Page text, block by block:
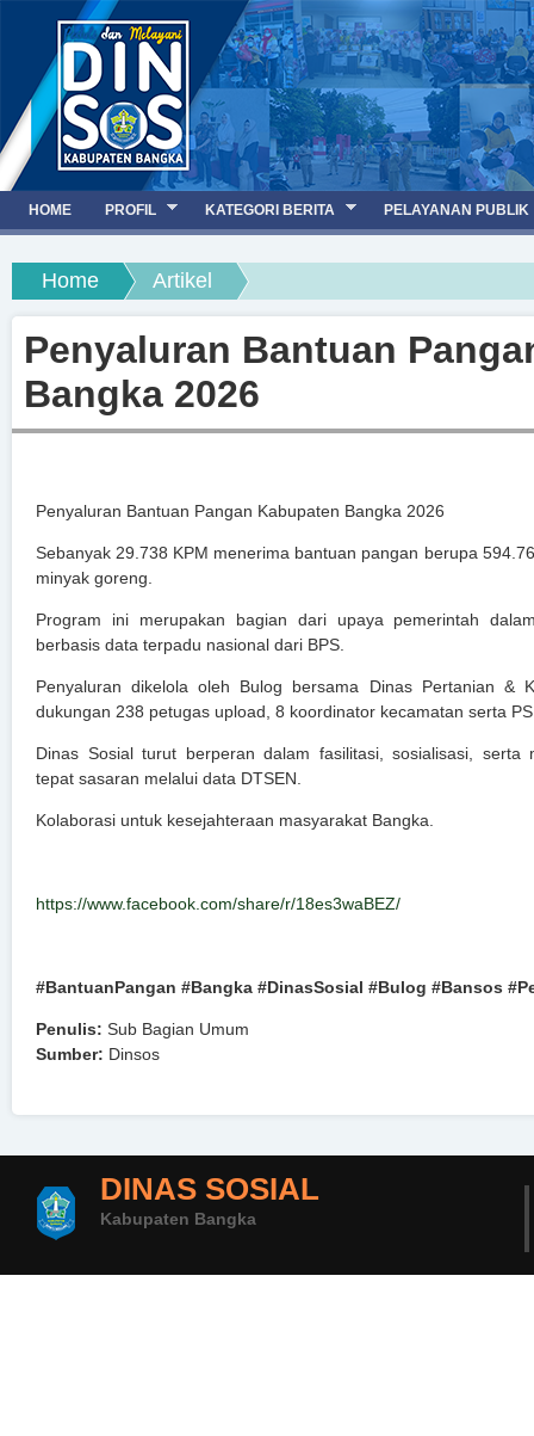
Jump to navigation
You are here
Home Artikel
Penyaluran Bantuan
Bangka 2026
Penyaluran Bantuan Pangan Kabupaten Bangka 2026
Sebanyak 29.738 KPM menerima bantuan pangan berupa
minyak goreng.
Program ini merupakan bagian dari upaya pemerintah
berbasis data terpadu nasional dari BPS.
Penyaluran dikelola oleh Bulog bersama Dinas Pertanian &
dukungan 238 petugas upload, 8 koordinator kecamatan serta
Dinas Sosial turut berperan dalam fasilitasi, sosialisasi, serta
tepat sasaran melalui data DTSEN.
Kolaborasi untuk kesejahteraan masyarakat Bangka.
https://www.facebook.com/share/r/18es3waBEZ/
#BantuanPangan #Bangka #DinasSosial #Bulog #Bansos
Penulis: Sub Bagian Umum
Sumber: Dinsos
HOME PROFIL KATEGORI BERITA PELAYANAN PUBLIK
DINAS SOSIAL
Kabupaten Bangka